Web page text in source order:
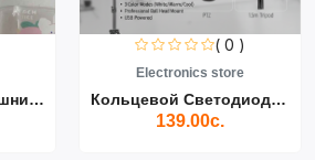
Беспроводные Наушники Air...
( 0 )
Electronics store
Кольцевой Светодиодный Св...
139.00с.